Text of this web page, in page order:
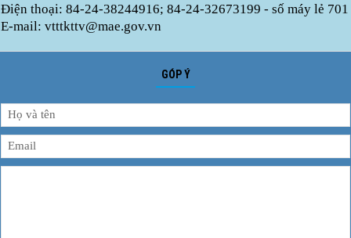
Điện thoại: 84-24-38244916; 84-24-32673199 - số máy lẻ 701
E-mail: vtttkttv@mae.gov.vn
GÓP Ý